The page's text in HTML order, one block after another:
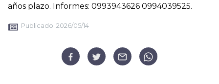
años plazo. Informes: 0993943626 0994039525.
Publicado: 2026/05/14